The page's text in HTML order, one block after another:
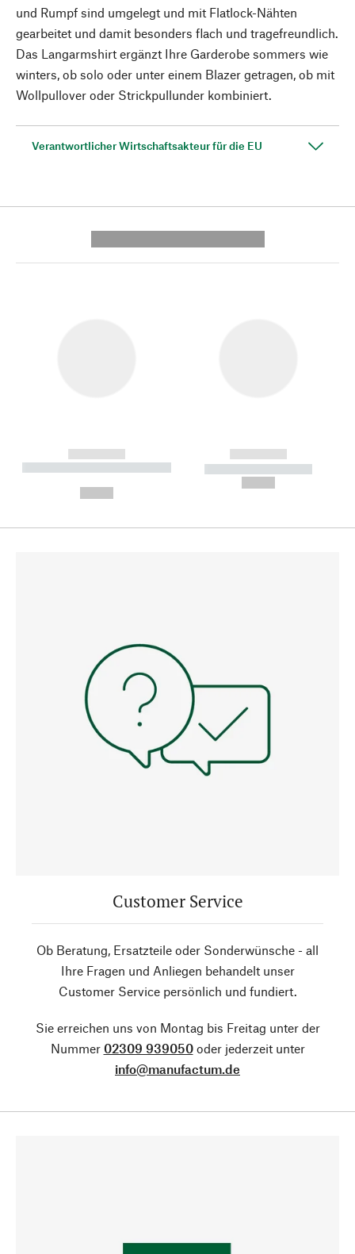
und Rumpf sind umgelegt und mit Flatlock-Nähten
gearbeitet und damit besonders flach und tragefreundlich.
Das Langarmshirt ergänzt Ihre Garderobe sommers wie
winters, ob solo oder unter einem Blazer getragen, ob mit
Wollpullover oder Strickpullunder kombiniert.
Verantwortlicher Wirtschaftsakteur für die EU
------------
----------- ----------- --------
------------
----------- -----------
Customer Service
Ob Beratung, Ersatzteile oder Sonderwünsche - all
Ihre Fragen und Anliegen behandelt unser
Customer Service persönlich und fundiert.
Sie erreichen uns von Montag bis Freitag unter der
Nummer 02309 939050oder jederzeit unter
info@manufactum.de